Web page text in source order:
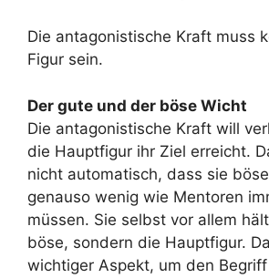
Die antagonistische Kraft muss
Figur sein.
Der gute und der böse Wicht
Die antagonistische Kraft will
die Hauptfigur ihr Ziel erreicht.
nicht automatisch, dass sie
genauso wenig wie Mentoren
müssen. Sie selbst vor allem
böse, sondern die Hauptfigur.
wichtiger Aspekt, um den Begriff